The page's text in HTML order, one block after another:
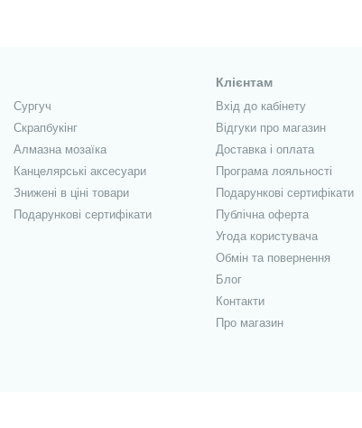
Сургуч
Скрапбукінг
Алмазна мозаїка
Канцелярські аксесуари
Знижені в ціні товари
Подарункові сертифікати
Клієнтам
Вхід до кабінету
Відгуки про магазин
Доставка і оплата
Програма лояльності
Подарункові сертифікати
Публічна оферта
Угода користувача
Обмін та повернення
Блог
Контакти
Про магазин